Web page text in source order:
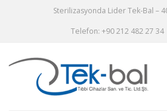
Sterilizasyonda Lider Tek-Bal –
Telefon: +90 212 482 27 34